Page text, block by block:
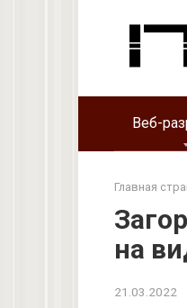
Веб-
Главная
на
21.03.2022